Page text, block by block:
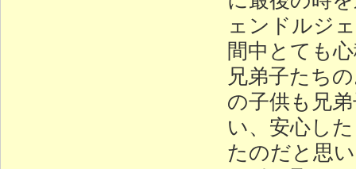
ェンドルジ
間中とても
兄弟子たち
の子供も兄
い、安心し
たのだと思